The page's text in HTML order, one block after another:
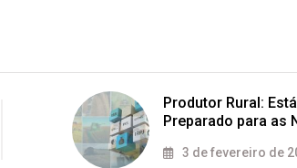
Produtor Rural: Está
Preparado para as
3 de fevereiro de